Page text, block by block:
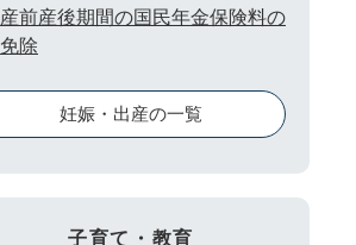
産前産後期間の国民年金保険料の
免除
妊娠・出産の一覧
子育て・教育